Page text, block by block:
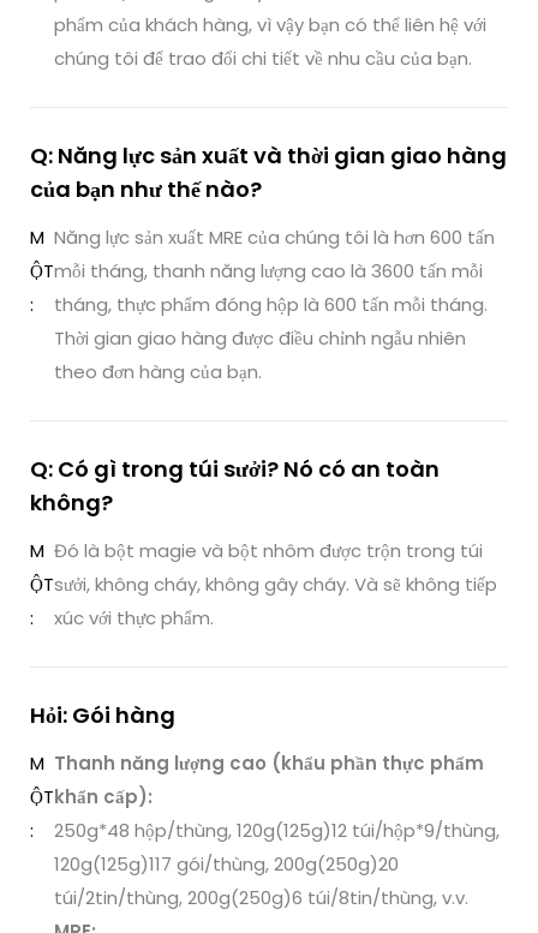
phẩm của khách hàng, vì vậy bạn có thể liên hệ với
chúng tôi để trao đổi chi tiết về nhu cầu của bạn.
Q: Năng lực sản xuất và thời gian giao hàng
của bạn như thế nào?
M
ỘT
:
Năng lực sản xuất MRE của chúng tôi là hơn 600 tấn
mỗi tháng, thanh năng lượng cao là 3600 tấn mỗi
tháng, thực phẩm đóng hộp là 600 tấn mỗi tháng.
Thời gian giao hàng được điều chỉnh ngẫu nhiên
theo đơn hàng của bạn.
Q: Có gì trong túi sưởi? Nó có an toàn
không?
M
ỘT
:
Đó là bột magie và bột nhôm được trộn trong túi
sưởi, không cháy, không gây cháy. Và sẽ không tiếp
xúc với thực phẩm.
Hỏi: Gói hàng
M
ỘT
:
Thanh năng lượng cao (khẩu phần thực phẩm
khẩn cấp):
250g*48 hộp/thùng, 120g(125g)12 túi/hộp*9/thùng,
120g(125g)117 gói/thùng, 200g(250g)20
túi/2tin/thùng, 200g(250g)6 túi/8tin/thùng, v.v.